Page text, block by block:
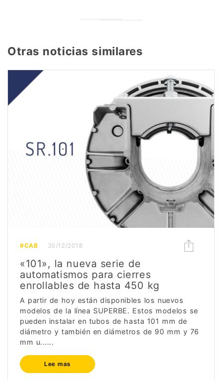
Otras noticias similares
#CAB 20/12/2018
«101», la nueva serie de
automatismos para cierres
enrollables de hasta 450 kg
A partir de hoy están disponibles los nuevos
modelos de la línea SUPERBE. Estos modelos se
pueden instalar en tubos de hasta 101 mm de
diámetro y también en diámetros de 90 mm y 76
mm u......
Lee mas